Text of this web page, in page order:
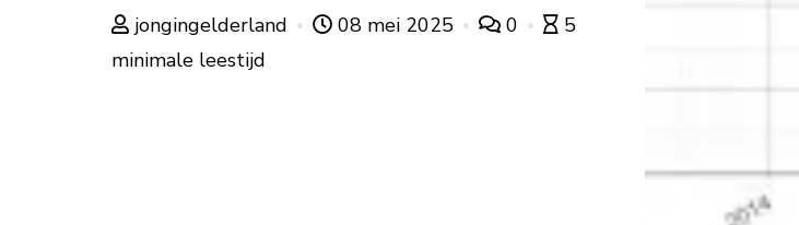
jongingelderland 08 mei 2025 0
5
minimale leestijd